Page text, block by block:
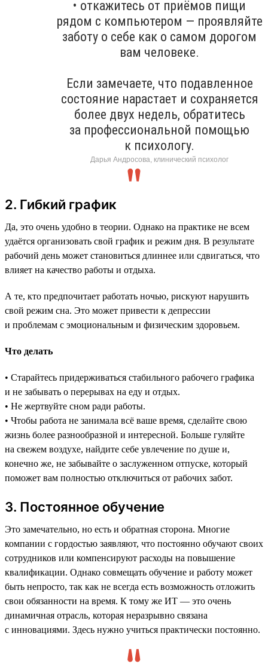
• откажитесь от приёмов пищи
рядом с компьютером — проявляйте
заботу о себе как о самом дорогом
вам человеке.
Если замечаете, что подавленное
состояние нарастает и сохраняется
более двух недель, обратитесь
за профессиональной помощью
к психологу.
Дарья Андросова, клинический психолог
2. Гибкий график
Да, это очень удобно в теории. Однако на практике не всем
удаётся организовать свой график и режим дня. В результате
рабочий день может становиться длиннее или сдвигаться, что
влияет на качество работы и отдыха.
А те, кто предпочитает работать ночью, рискуют нарушить
свой режим сна. Это может привести к депрессии
и проблемам с эмоциональным и физическим здоровьем.
Что делать
• Старайтесь придерживаться стабильного рабочего графика
и не забывать о перерывах на еду и отдых.
• Не жертвуйте сном ради работы.
• Чтобы работа не занимала всё ваше время, сделайте свою
жизнь более разнообразной и интересной. Больше гуляйте
на свежем воздухе, найдите себе увлечение по душе и,
конечно же, не забывайте о заслуженном отпуске, который
поможет вам полностью отключиться от рабочих забот.
3. Постоянное обучение
Это замечательно, но есть и обратная сторона. Многие
компании с гордостью заявляют, что постоянно обучают своих
сотрудников или компенсируют расходы на повышение
квалификации. Однако совмещать обучение и работу может
быть непросто, так как не всегда есть возможность отложить
свои обязанности на время. К тому же ИТ — это очень
динамичная отрасль, которая неразрывно связана
с инновациями. Здесь нужно учиться практически постоянно.